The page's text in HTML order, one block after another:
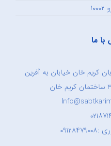
ما
کریم خان خیابان به آفرین